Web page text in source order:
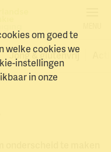
Jong & glutenvrij
of
onderscheid te maken
om goed te
welke cookies we
instellingen
in onze